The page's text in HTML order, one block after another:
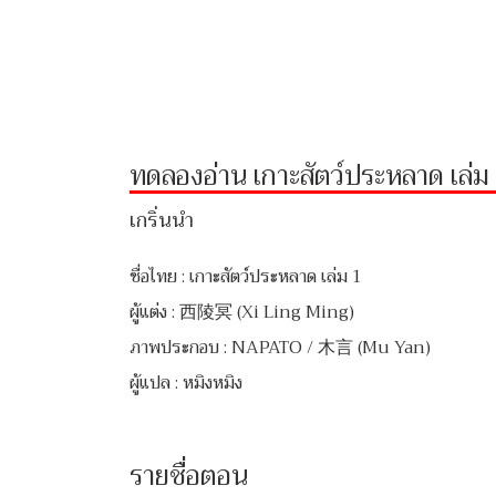
ทดลองอ่าน เกาะสัตว์ประหลาด เล่
เกริ่นนำ
ชื่อไทย : เกาะสัตว์ประหลาด เล่ม 1
ผู้แต่ง : 西陵冥 (Xi Ling Ming)
ภาพประกอบ : NAPATO / 木言 (Mu Yan)
ผู้แปล : หมิงหมิง
รายชื่อตอน